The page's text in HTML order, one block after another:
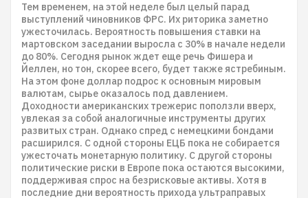
Тем временем, на этой неделе был целый парад
выступлений чиновников ФРС. Их риторика заметно
ужесточилась. Вероятность повышения ставки на
мартовском заседании выросла с 30% в начале недели
до 80%. Сегодня рынок ждет еще речь Фишера и
Йеллен, но тон, скорее всего, будет также ястребиным.
На этом фоне доллар подрос к основным мировым
валютам, сырье оказалось под давлением.
Доходности американских трежерис поползли вверх,
увлекая за собой аналогичные инструменты других
развитых стран. Однако спред с немецкими бондами
расширился. С одной стороны ЕЦБ пока не собирается
ужесточать монетарную политику. С другой стороны
политические риски в Европе пока остаются высокими,
поддерживая спрос на безрисковые активы. Хотя в
последние дни вероятность прихода ультраправых